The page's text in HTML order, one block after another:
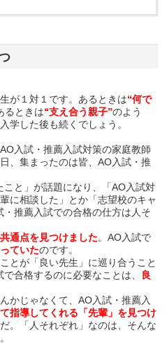
が１対１です。あるときは“何で
るときは“支え合う親子”のよう
学した後も続くでしょう。
入試・推薦入試対策の家庭教師
、集まったのは皆、AO入試・推
こと」が話題になり、「AO入試対
に相談した」とか「志望校のキャ
推薦入試での合格の仕方は人そ
通点を見つけました。AO入試で
ていたのです。
とが「良い先生」に巡り合うこと
合格するのに必要なことは、 良
かじゃなくて、AO入試・推薦入
指導してくれる「先輩」を見つけ
。「人それぞれ」なのは、そんな